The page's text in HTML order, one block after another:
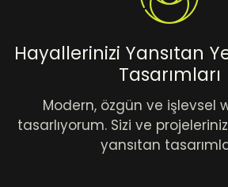
Hayallerinizi Yansıtan
Tasarımları
Modern, özgün ve işlevsel
tasarlıyorum. Sizi ve
yansıtan